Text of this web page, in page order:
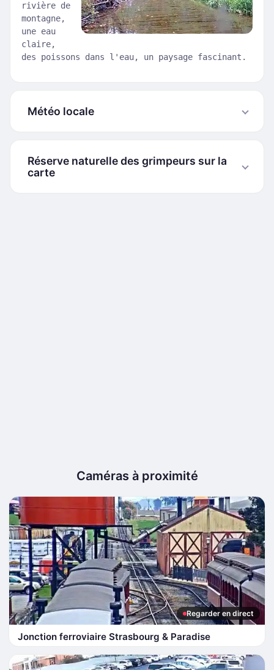
rivière de
montagne,
une eau
claire,
des poissons dans l'eau, un paysage fascinant.
Météo locale
Réserve naturelle des grimpeurs sur la
carte
Caméras à proximité
Regarder en direct
Jonction ferroviaire Strasbourg & Paradise